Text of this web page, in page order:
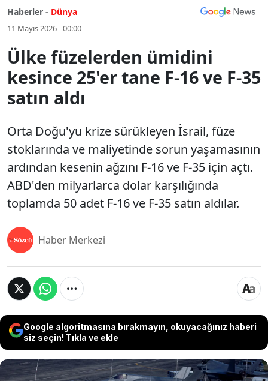
Haberler - Dünya
11 Mayıs 2026 - 00:00
Ülke füzelerden ümidini
kesince 25'er tane F-16 ve F-35
satın aldı
Orta Doğu'yu krize sürükleyen İsrail, füze
stoklarında ve maliyetinde sorun yaşamasının
ardından kesenin ağzını F-16 ve F-35 için açtı.
ABD'den milyarlarca dolar karşılığında
toplamda 50 adet F-16 ve F-35 satın aldılar.
Haber Merkezi
Google algoritmasına bırakmayın, okuyacağınız haberi
siz seçin! Tıkla ve ekle